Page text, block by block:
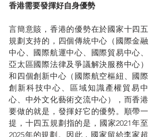
香港需要發揮好自身優勢
言簡意賅，香港的優勢在於國家十四五
規劃支持的，四個傳統中心（國際金融
中心、國際航運中心、國際貿易中心、
亞太區國際法律及爭議解決服務中心）
和四個創新中心（國際航空樞紐、國際
創新科技中心、區域知識產權貿易中
心、中外文化藝術交流中心），而香港
要做的就是，發揮好它的優勢。順帶一
提，十四五規劃指的是，國家2021年至
2025年的規劃。因此，國家留給李家超